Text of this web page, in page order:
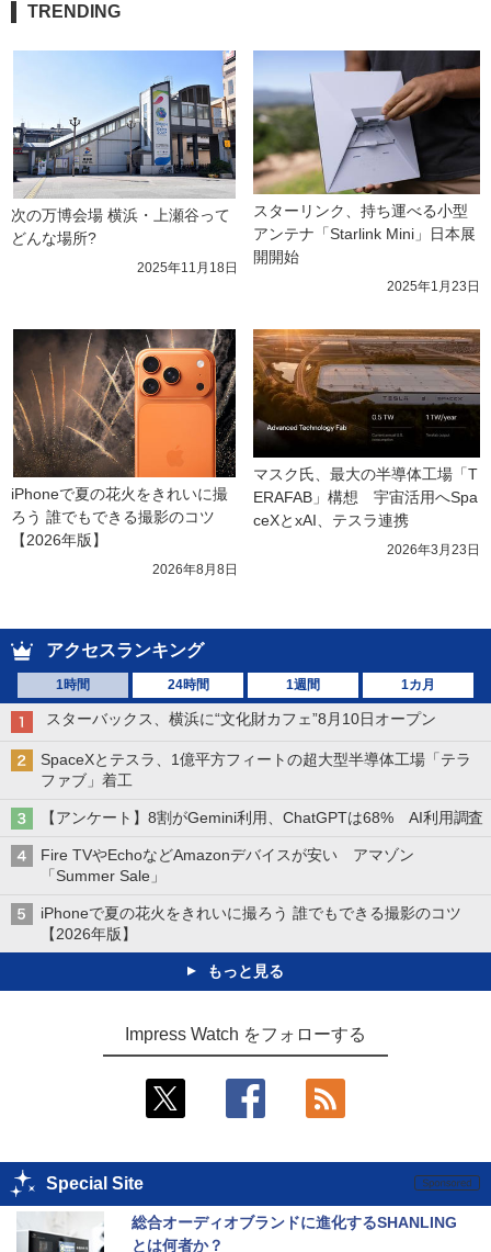
TRENDING
次の万博会場 横浜・上瀬谷って
どんな場所?
2025年11月18日
スターリンク、持ち運べる小型
アンテナ「Starlink Mini」日本展
開開始
2025年1月23日
iPhoneで夏の花火をきれいに撮
ろう 誰でもできる撮影のコツ
【2026年版】
2026年8月8日
マスク氏、最大の半導体工場「T
ERAFAB」構想　宇宙活用へSpa
ceXとxAI、テスラ連携
2026年3月23日
アクセスランキング
1時間 24時間 1週間 1カ月
スターバックス、横浜に“文化財カフェ”8月10日オープン
SpaceXとテスラ、1億平方フィートの超大型半導体工場「テラ
ファブ」着工
【アンケート】8割がGemini利用、ChatGPTは68% AI利用調査
Fire TVやEchoなどAmazonデバイスが安い アマゾン
「Summer Sale」
iPhoneで夏の花火をきれいに撮ろう 誰でもできる撮影のコツ
【2026年版】
もっと見る
Impress Watch をフォローする
Special Site
総合オーディオブランドに進化するSHANLING
とは何者か？